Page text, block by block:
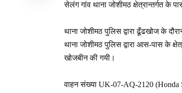
सेलंग गांव थाना जोशीमठ क्षेत्रान्तर्गत के
थाना जोशीमठ पुलिस द्वारा ढूँढखोज के
थाना जोशीमठ पुलिस द्वारा आस-पास के
खोजबीन की गयी।
वाहन संख्या UK-07-AQ-2120 (Honda